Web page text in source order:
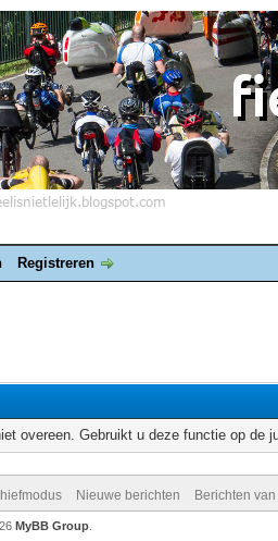
Registreren
overeen. Gebruikt u deze functie op de
Nieuwe berichten Berichten
MyBB Group